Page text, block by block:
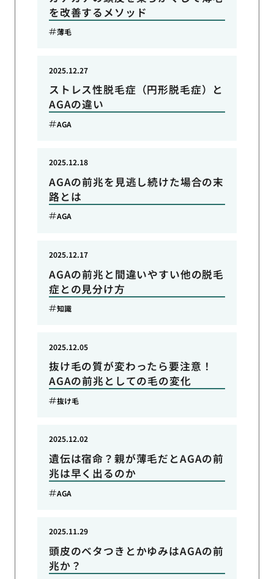
を改善するメソッド
薄毛
ストレス性脱毛症（円形脱毛症）と
AGAの違い
2025.12.27
AGA
AGAの前兆を見逃し続けた場合の末
路とは
2025.12.18
AGA
AGAの前兆と間違いやすい他の脱毛
症との見分け方
2025.12.17
知識
抜け毛の質が変わったら要注意！
AGAの前兆としての毛の変化
2025.12.05
抜け毛
遺伝は宿命？親が薄毛だとAGAの前
兆は早く出るのか
2025.12.02
AGA
頭皮のベタつきとかゆみはAGAの前
兆か？
2025.11.29